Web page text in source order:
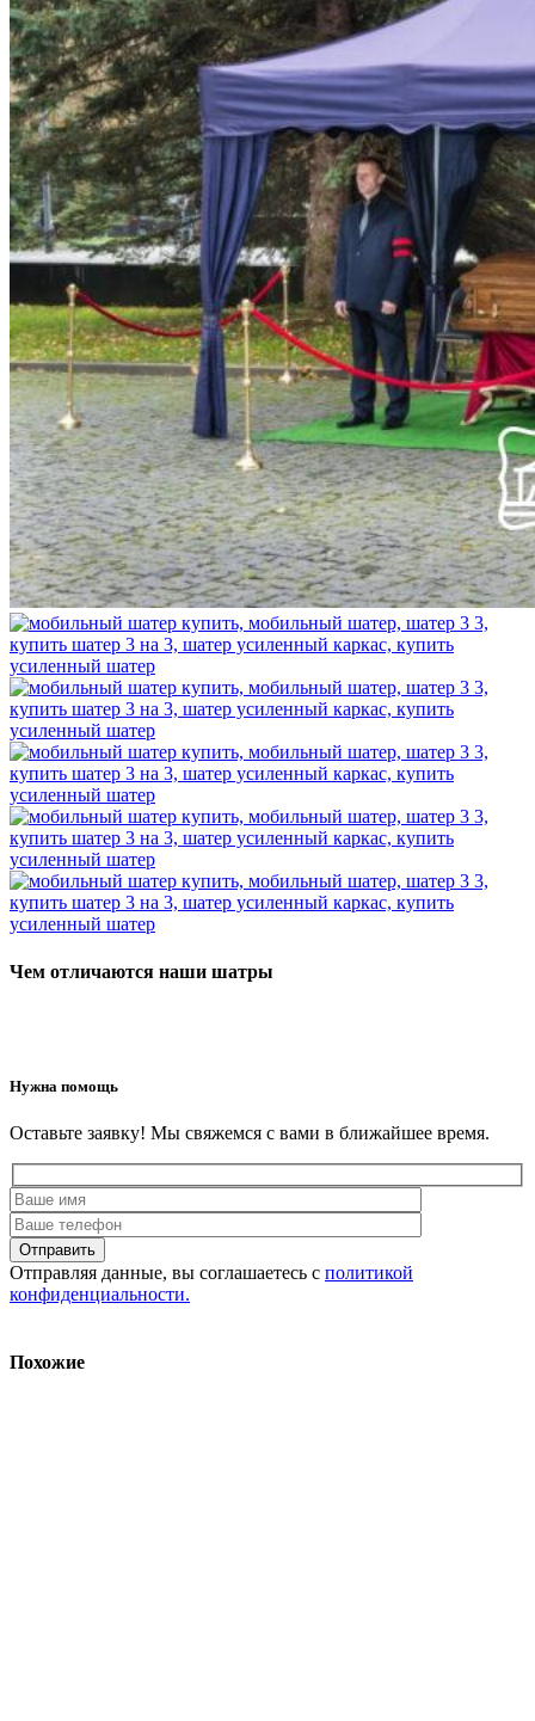
Чем отличаются наши шатры
Нужна помощь
Оставьте заявку! Мы свяжемся с вами в ближайшее время.
Отправляя данные, вы соглашаетесь с политикой
конфиденциальности.
Похожие